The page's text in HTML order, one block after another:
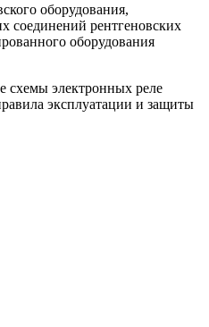
оборудования,
соединений рентгеновских
оборудования
схемы электронных реле
эксплуатации и защиты